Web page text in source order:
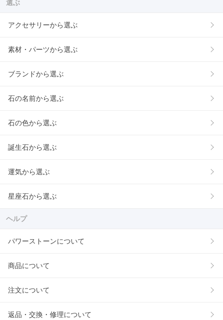
選ぶ
アクセサリーから選ぶ
素材・パーツから選ぶ
ブランドから選ぶ
石の名前から選ぶ
石の色から選ぶ
誕生石から選ぶ
運気から選ぶ
星座石から選ぶ
ヘルプ
パワーストーンについて
商品について
注文について
返品・交換・修理について